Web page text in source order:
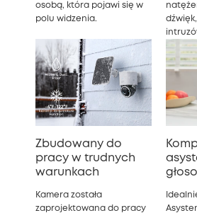
osobą, która pojawi się w
polu widzenia.
Zbudowany do
pracy w trudnych
warunkach
Kamera została
zaprojektowana do pracy